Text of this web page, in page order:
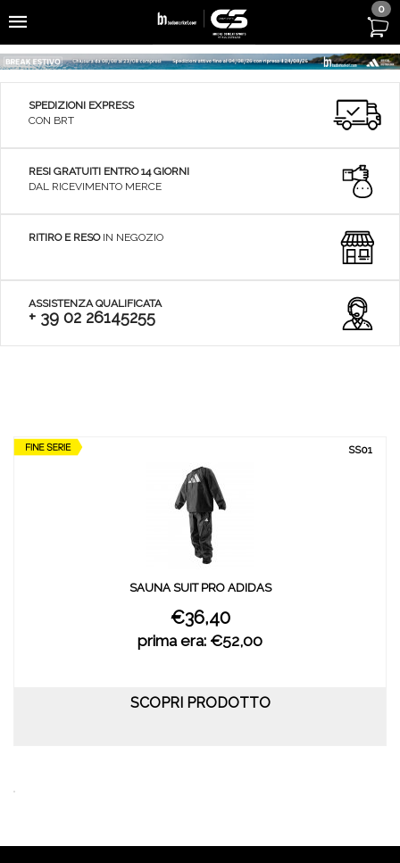
0
SPEDIZIONI EXPRESS
CON BRT
RESI GRATUITI ENTRO 14 GIORNI
DAL RICEVIMENTO MERCE
RITIRO E RESOIN NEGOZIO
ASSISTENZA QUALIFICATA
+ 39 02 26145255
SS01
SAUNA SUIT PRO ADIDAS
€36,40
prima era: €52,00
SCOPRI PRODOTTO